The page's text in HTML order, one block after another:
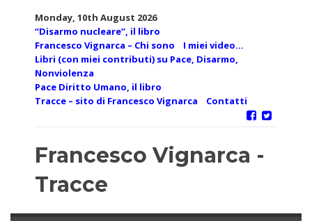
Monday, 10th August 2026
“Disarmo nucleare”, il libro
Francesco Vignarca – Chi sono
I miei video…
Libri (con miei contributi) su Pace, Disarmo,
Nonviolenza
Pace Diritto Umano, il libro
Tracce – sito di Francesco Vignarca
Contatti
Francesco Vignarca -
Tracce